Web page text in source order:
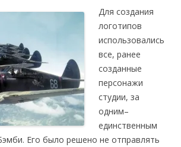
Для создания
логотипов
использовались
все, ранее
созданные
персонажи
студии, за
одним–
единственным
Его было решено не отправлять